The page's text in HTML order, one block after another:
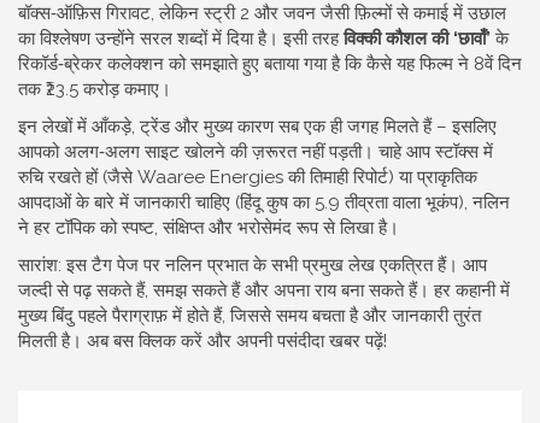
बॉक्स‑ऑफ़िस गिरावट, लेकिन स्ट्री 2 और जवन जैसी फ़िल्मों से कमाई में उछाल
का विश्लेषण उन्होंने सरल शब्दों में दिया है। इसी तरहविक्की कौशल की ‘छावाँ’ के
रिकॉर्ड‑ब्रेकर कलेक्शन को समझाते हुए बताया गया है कि कैसे यह फिल्म ने 8वें दिन
तक ₹23.5 करोड़ कमाए।
इन लेखों में आँकड़े, ट्रेंड और मुख्य कारण सब एक ही जगह मिलते हैं – इसलिए
आपको अलग‑अलग साइट खोलने की ज़रूरत नहीं पड़ती। चाहे आप स्टॉक्स में
रुचि रखते हों (जैसे Waaree Energies की तिमाही रिपोर्ट) या प्राकृतिक
आपदाओं के बारे में जानकारी चाहिए (हिंदू कुष का 5.9 तीव्रता वाला भूकंप), नलिन
ने हर टॉपिक को स्पष्ट, संक्षिप्त और भरोसेमंद रूप से लिखा है।
सारांश: इस टैग पेज पर नलिन प्रभात के सभी प्रमुख लेख एकत्रित हैं। आप
जल्दी से पढ़ सकते हैं, समझ सकते हैं और अपना राय बना सकते हैं। हर कहानी में
मुख्य बिंदु पहले पैराग्राफ़ में होते हैं, जिससे समय बचता है और जानकारी तुरंत
मिलती है। अब बस क्लिक करें और अपनी पसंदीदा खबर पढ़ें!